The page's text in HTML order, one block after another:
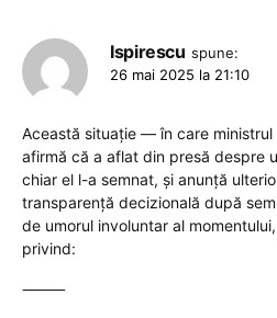
Ispirescu spune:
26 mai 2025 la 21:10
Această situație — în care ministrul
afirmă că a aflat din presă despre
chiar el l-a semnat, și anunță
transparență decizională după
de umorul involuntar al
privind:
⸻